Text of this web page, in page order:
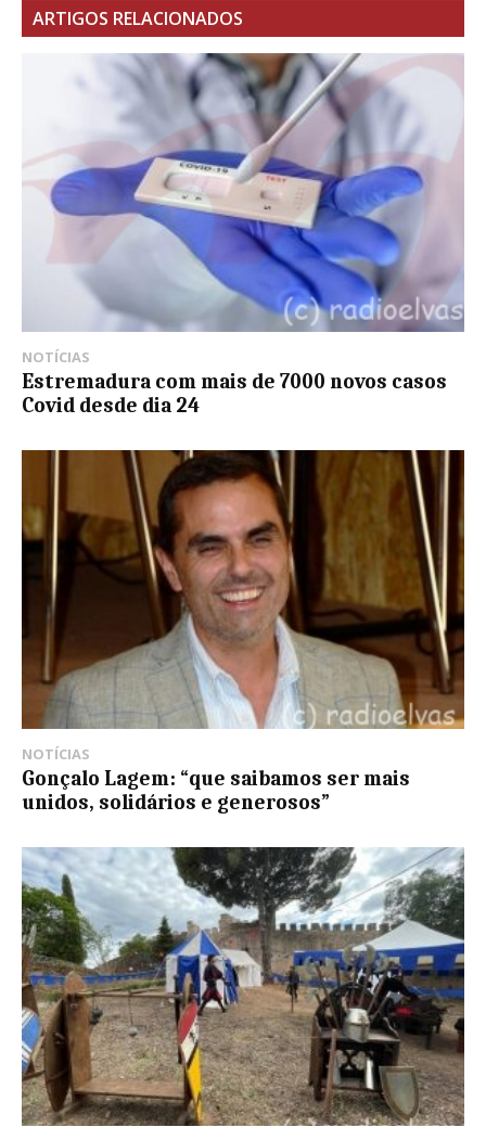
ARTIGOS RELACIONADOS
NOTÍCIAS
Estremadura com mais de 7000 novos casos
Covid desde dia 24
NOTÍCIAS
Gonçalo Lagem: “que saibamos ser mais
unidos, solidários e generosos”